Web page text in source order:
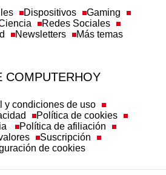
Redes Sociales
Newsletters Más temas
Política de cookies
Política de afiliación
Suscripción
de cookies